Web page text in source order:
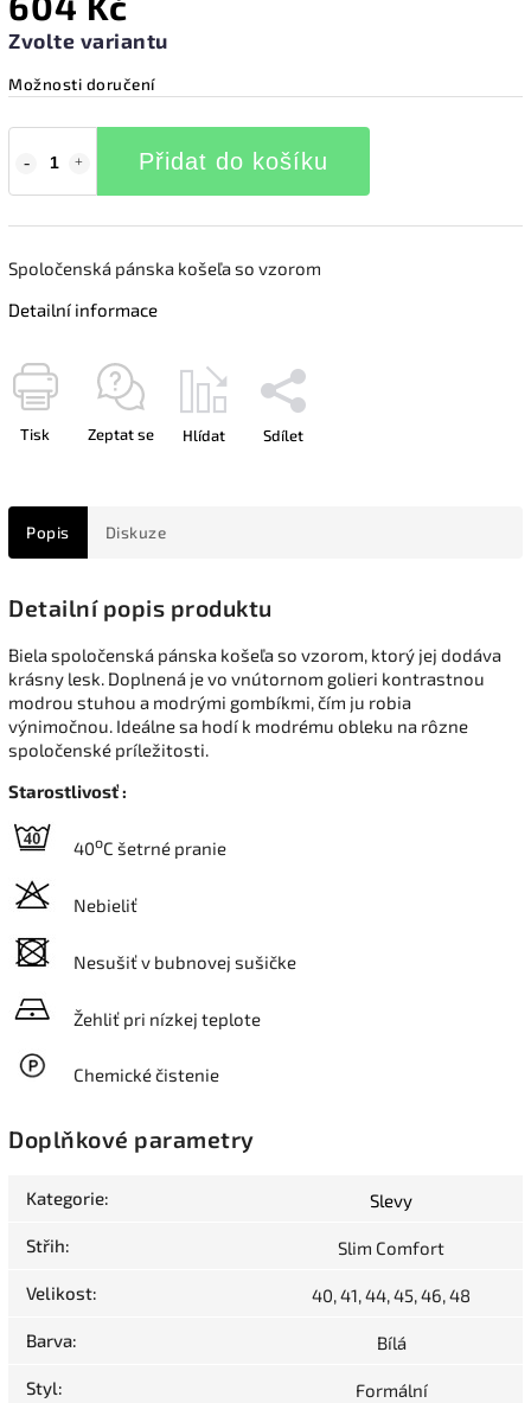
Zvolte variantu
Možnosti doručení
Přidat do košíku
Spoločenská pánska košeľa so vzorom
Detailní informace
Tisk Zeptat se Hlídat Sdílet
Popis Diskuze
Detailní popis produktu
Biela spoločenská pánska košeľa so vzorom, ktorý jej dodáva
krásny lesk. Doplnená je vo vnútornom golieri kontrastnou
modrou stuhou a modrými gombíkmi, čím ju robia
výnimočnou. Ideálne sa hodí k modrému obleku na rôzne
spoločenské príležitosti.
Starostlivosť :
40oC šetrné pranie
Nebieliť
Nesušiť v bubnovej sušičke
Žehliť pri nízkej teplote
Chemické čistenie
Doplňkové parametry
Kategorie: Slevy
Střih: Slim Comfort
Velikost: 40, 41, 44, 45, 46, 48
Barva: Bílá
Styl: Formální